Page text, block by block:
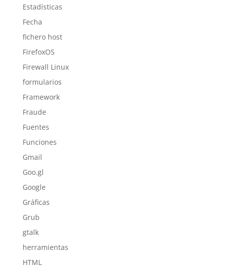
Estadísticas
Fecha
fichero host
FirefoxOS
Firewall Linux
formularios
Framework
Fraude
Fuentes
Funciones
Gmail
Goo.gl
Google
Gráficas
Grub
gtalk
herramientas
HTML